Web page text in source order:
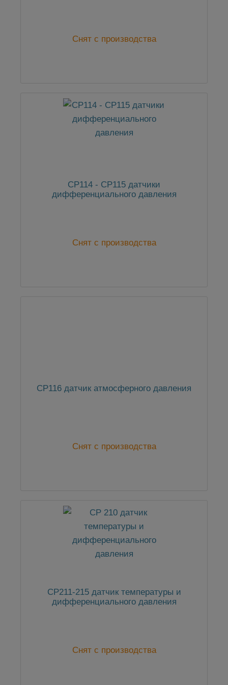
Снят с производства
CP114 - CP115 датчики
дифференциального давления
Снят с производства
CP116 датчик атмосферного давления
Снят с производства
CP211-215 датчик температуры и
дифференциального давления
Снят с производства